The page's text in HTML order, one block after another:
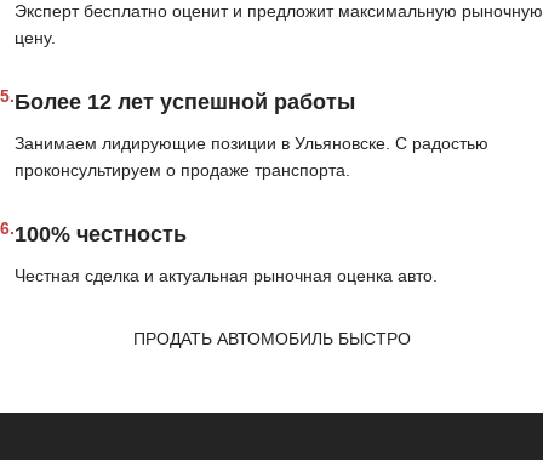
Эксперт бесплатно оценит и предложит максимальную рыночную
цену.
5.Более 12 лет успешной работы
Занимаем лидирующие позиции в Ульяновске. С радостью
проконсультируем о продаже транспорта.
6.100% честность
Честная сделка и актуальная рыночная оценка авто.
ПРОДАТЬ АВТОМОБИЛЬ БЫСТРО